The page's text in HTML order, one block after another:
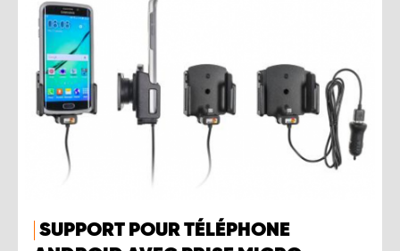
SUPPORT POUR TÉLÉPHONE